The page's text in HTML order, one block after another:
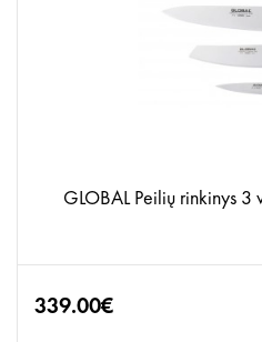
GLOBAL Peilių rinkinys
339.00€